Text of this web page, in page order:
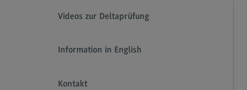
und Lebenslanges Lernen
(External link)
DHBW Präsidium
(External link)
Videos zur Deltaprüfung
Information in English
Kontakt